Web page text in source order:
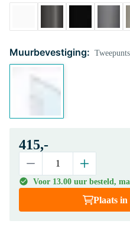
Muurbevestiging:
415,-
Voor 13.00 uur besteld,
Plaats